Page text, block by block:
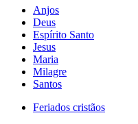
Anjos
Deus
Espírito Santo
Jesus
Maria
Milagre
Santos
Feriados cristãos